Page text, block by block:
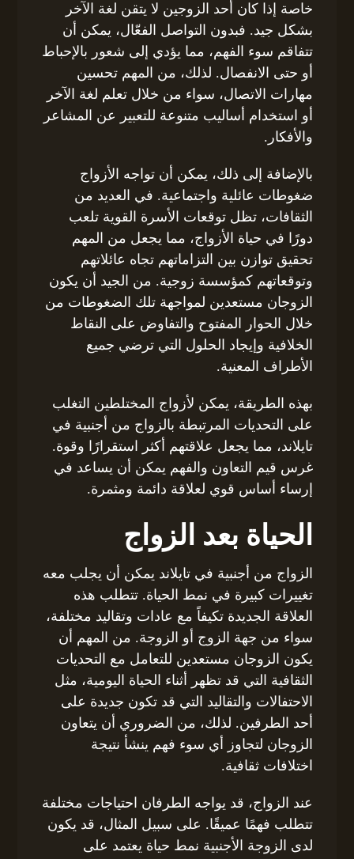
خاصة إذا كان أحد الزوجين لا يتقن لغة الآخر
بشكل جيد. فبدون التواصل الفعّال، يمكن أن
تتفاقم سوء الفهم، مما يؤدي إلى شعور بالإحباط
أو حتى الانفصال. لذلك، من المهم تحسين
مهارات الاتصال، سواء من خلال تعلم لغة الآخر
أو استخدام أساليب متنوعة للتعبير عن المشاعر
والأفكار.
بالإضافة إلى ذلك، يمكن أن تواجه الأزواج
ضغوطات عائلية واجتماعية. في العديد من
الثقافات، تظل توقعات الأسرة القوية تلعب
دورًا في حياة الأزواج، مما يجعل من المهم
تحقيق توازن بين التزاماتهم تجاه عائلاتهم
وتوقعاتهم كمؤسسة زوجية. من الجيد أن يكون
الزوجان مستعدين لمواجهة تلك الضغوطات من
خلال الحوار المفتوح والتفاوض على النقاط
الخلافية وإيجاد الحلول التي ترضي جميع
الأطراف المعنية.
بهذه الطريقة، يمكن لأزواج المختلطين التغلب
على التحديات المرتبطة بالزواج من أجنبية في
تايلاند، مما يجعل علاقتهم أكثر استقرارًا وقوة.
غرس قيم التعاون والفهم يمكن أن يساعد في
إرساء أساس قوي لعلاقة دائمة ومثمرة.
الحياة بعد الزواج
الزواج من أجنبية في تايلاند يمكن أن يجلب معه
تغييرات كبيرة في نمط الحياة. تتطلب هذه
العلاقة الجديدة تكيفاً مع عادات وتقاليد مختلفة،
سواء من جهة الزوج أو الزوجة. من المهم أن
يكون الزوجان مستعدين للتعامل مع التحديات
الثقافية التي قد تظهر أثناء الحياة اليومية، مثل
الاحتفالات والتقاليد التي قد تكون جديدة على
أحد الطرفين. لذلك، من الضروري أن يتعاون
الزوجان لتجاوز أي سوء فهم ينشأ نتيجة
اختلافات ثقافية.
عند الزواج، قد يواجه الطرفان احتياجات مختلفة
تتطلب فهمًا عميقًا. على سبيل المثال، قد يكون
لدى الزوجة الأجنبية نمط حياة يعتمد على